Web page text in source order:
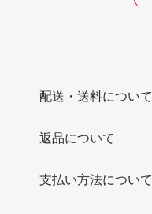
配送・送料について
返品について
支払い方法について